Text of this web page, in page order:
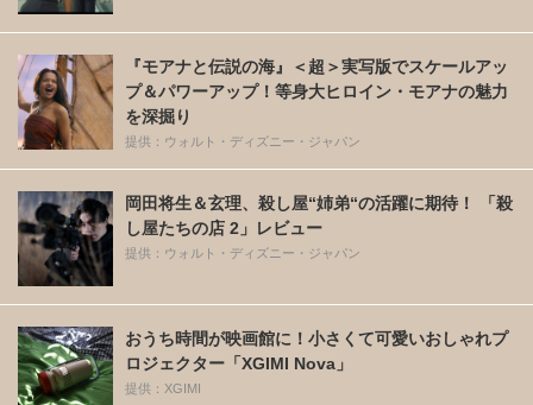
『モアナと伝説の海』＜超＞実写版でスケールアッ
プ＆パワーアップ！等身大ヒロイン・モアナの魅力
を深掘り
提供：ウォルト・ディズニー・ジャパン
岡田将生＆玄理、殺し屋“姉弟“の活躍に期待！ 「殺
し屋たちの店 2」レビュー
提供：ウォルト・ディズニー・ジャパン
おうち時間が映画館に！小さくて可愛いおしゃれプ
ロジェクター「XGIMI Nova」
提供：XGIMI